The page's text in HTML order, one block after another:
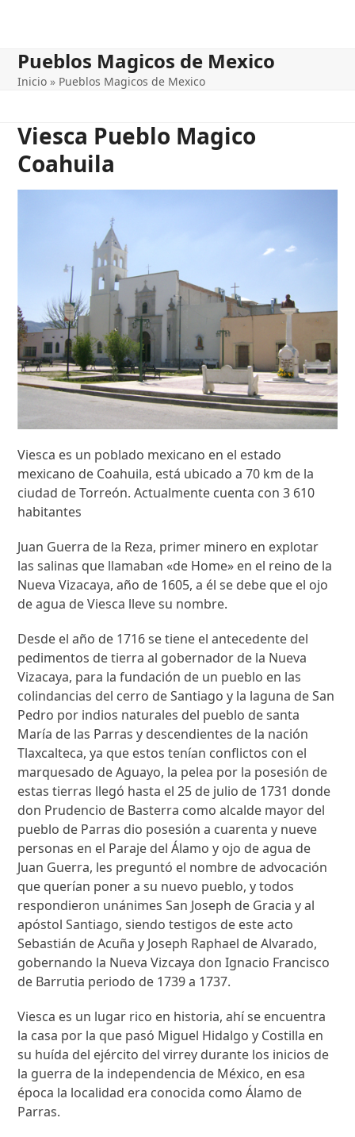
Pueblos Magicos de Mexico
Inicio » Pueblos Magicos de Mexico
Viesca Pueblo Magico
Coahuila
Viesca es un poblado mexicano en el estado
mexicano de Coahuila, está ubicado a 70 km de la
ciudad de Torreón. Actualmente cuenta con 3 610
habitantes
Juan Guerra de la Reza, primer minero en explotar
las salinas que llamaban «de Home» en el reino de la
Nueva Vizacaya, año de 1605, a él se debe que el ojo
de agua de Viesca lleve su nombre.
Desde el año de 1716 se tiene el antecedente del
pedimentos de tierra al gobernador de la Nueva
Vizacaya, para la fundación de un pueblo en las
colindancias del cerro de Santiago y la laguna de San
Pedro por indios naturales del pueblo de santa
María de las Parras y descendientes de la nación
Tlaxcalteca, ya que estos tenían conflictos con el
marquesado de Aguayo, la pelea por la posesión de
estas tierras llegó hasta el 25 de julio de 1731 donde
don Prudencio de Basterra como alcalde mayor del
pueblo de Parras dio posesión a cuarenta y nueve
personas en el Paraje del Álamo y ojo de agua de
Juan Guerra, les preguntó el nombre de advocación
que querían poner a su nuevo pueblo, y todos
respondieron unánimes San Joseph de Gracia y al
apóstol Santiago, siendo testigos de este acto
Sebastián de Acuña y Joseph Raphael de Alvarado,
gobernando la Nueva Vizcaya don Ignacio Francisco
de Barrutia periodo de 1739 a 1737.
Viesca es un lugar rico en historia, ahí se encuentra
la casa por la que pasó Miguel Hidalgo y Costilla en
su huída del ejército del virrey durante los inicios de
la guerra de la independencia de México, en esa
época la localidad era conocida como Álamo de
Parras.